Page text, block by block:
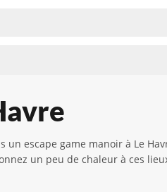
escape game manoir à Le
un peu de chaleur à ces